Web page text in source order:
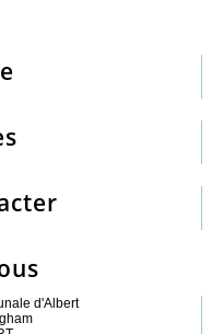
d'Albert